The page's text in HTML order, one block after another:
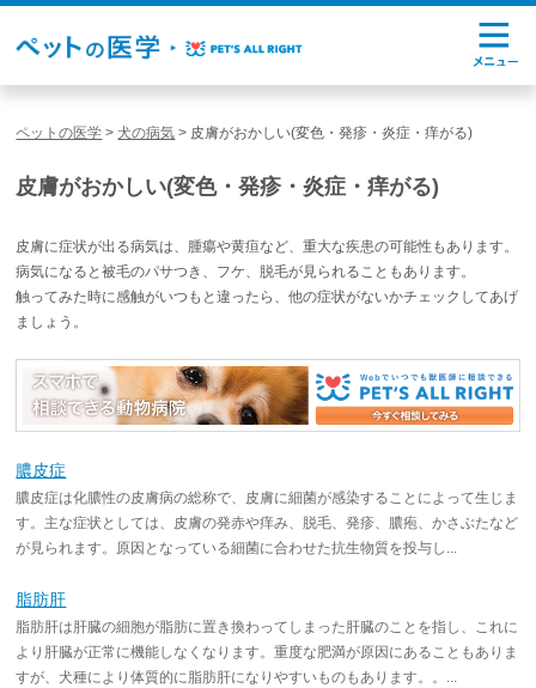
ペットの医学 >犬の病気 > 皮膚がおかしい(変色・発疹・炎症・痒がる)
皮膚がおかしい(変色・発疹・炎症・痒がる)
皮膚に症状が出る病気は、腫瘍や黄疸など、重大な疾患の可能性もあります。
病気になると被毛のパサつき、フケ、脱毛が見られることもあります。
触ってみた時に感触がいつもと違ったら、他の症状がないかチェックしてあげ
ましょう。
膿皮症
膿皮症は化膿性の皮膚病の総称で、皮膚に細菌が感染することによって生じま
す。主な症状としては、皮膚の発赤や痒み、脱毛、発疹、膿疱、かさぶたなど
が見られます。原因となっている細菌に合わせた抗生物質を投与し...
脂肪肝
脂肪肝は肝臓の細胞が脂肪に置き換わってしまった肝臓のことを指し、これに
より肝臓が正常に機能しなくなります。重度な肥満が原因にあることもありま
すが、犬種により体質的に脂肪肝になりやすいものもあります。。...